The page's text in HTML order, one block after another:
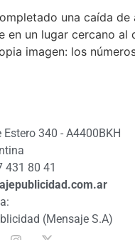
una caída
un lugar cercano
imagen: los
340 - A4400BKH
431 80 41
(Mensaje S.A)